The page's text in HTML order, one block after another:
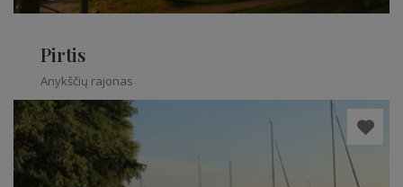
Pirtis
Anykščių rajonas